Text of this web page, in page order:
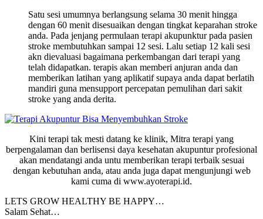
Satu sesi umumnya berlangsung selama 30 menit hingga
dengan 60 menit disesuaikan dengan tingkat keparahan stroke
anda. Pada jenjang permulaan terapi akupunktur pada pasien
stroke membutuhkan sampai 12 sesi. Lalu setiap 12 kali sesi
akn dievaluasi bagaimana perkembangan dari terapi yang
telah didapatkan. terapis akan memberi anjuran anda dan
memberikan latihan yang aplikatif supaya anda dapat berlatih
mandiri guna mensupport percepatan pemulihan dari sakit
stroke yang anda derita.
Kini terapi tak mesti datang ke klinik, Mitra terapi yang
berpengalaman dan berlisensi daya kesehatan akupuntur profesional
akan mendatangi anda untu memberikan terapi terbaik sesuai
dengan kebutuhan anda, atau anda juga dapat mengunjungi web
kami cuma di www.ayoterapi.id.
LETS GROW HEALTHY BE HAPPY…
Salam Sehat…